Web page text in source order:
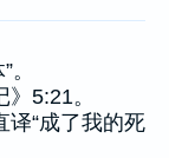
5:21。
“成了我的死